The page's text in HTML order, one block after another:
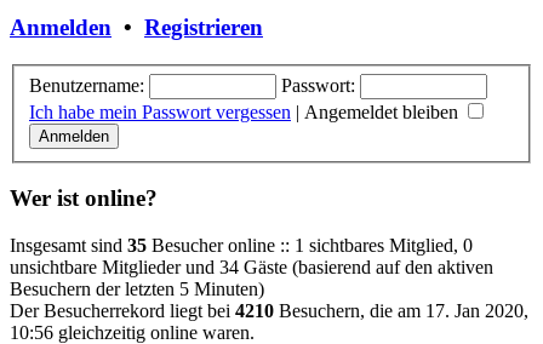
Anmelden • Registrieren
Benutzername:
Passwort:
Ich habe mein Passwort vergessen | Angemeldet bleiben
Wer ist online?
Insgesamt sind 35 Besucher online :: 1 sichtbares Mitglied, 0
unsichtbare Mitglieder und 34 Gäste (basierend auf den aktiven
Besuchern der letzten 5 Minuten)
Der Besucherrekord liegt bei 4210 Besuchern, die am 17. Jan 2020,
10:56 gleichzeitig online waren.